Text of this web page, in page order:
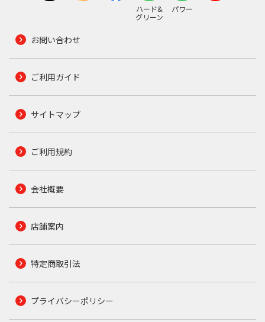
ハード&
グリーン
パワー
お問い合わせ
ご利用ガイド
サイトマップ
ご利用規約
会社概要
店舗案内
特定商取引法
プライバシーポリシー